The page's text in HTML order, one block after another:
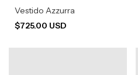
Vestido Azzurra
$725.00 USD